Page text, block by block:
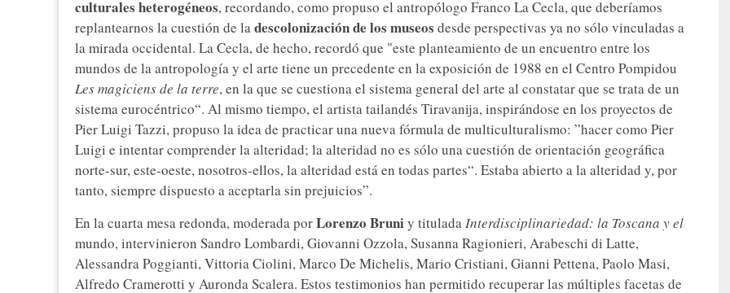
culturales heterogéneos, recordando, como propuso el antropólogo Franco La Cecla, que deberíamos
replantearnos la cuestión de ladescolonización de los museos desde perspectivas ya no sólo vinculadas a
la mirada occidental. La Cecla, de hecho, recordó que "este planteamiento de un encuentro entre los
mundos de la antropología y el arte tiene un precedente en la exposición de 1988 en el Centro Pompidou
Les magiciens de la terre, en la que se cuestiona el sistema general del arte al constatar que se trata de un
sistema eurocéntrico“. Al mismo tiempo, el artista tailandés Tiravanija, inspirándose en los proyectos de
Pier Luigi Tazzi, propuso la idea de practicar una nueva fórmula de multiculturalismo: ”hacer como Pier
Luigi e intentar comprender la alteridad; la alteridad no es sólo una cuestión de orientación geográfica
norte-sur, este-oeste, nosotros-ellos, la alteridad está en todas partes“. Estaba abierto a la alteridad y, por
tanto, siempre dispuesto a aceptarla sin prejuicios”.
En la cuarta mesa redonda, moderada porLorenzo Bruniy tituladaInterdisciplinariedad: la Toscana y el
mundo, intervinieron Sandro Lombardi, Giovanni Ozzola, Susanna Ragionieri, Arabeschi di Latte,
Alessandra Poggianti, Vittoria Ciolini, Marco De Michelis, Mario Cristiani, Gianni Pettena, Paolo Masi,
Alfredo Cramerotti y Auronda Scalera. Estos testimonios han permitido recuperar las múltiples facetas de